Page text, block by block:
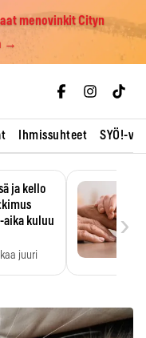
menovinkit Cityn
→
Ihmissuhteet SYÖ!-
ja kello
aika kuluu
juuri
›